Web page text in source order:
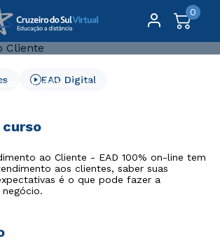
0
Atendimento ao Cliente
EAD Digital
ao Cliente - EAD 100% on-line tem
aos clientes, saber suas
é o que pode fazer a